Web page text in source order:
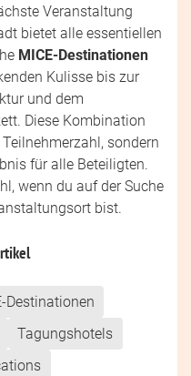
Veranstaltung
bietet alle essentiellen
MICE-Destinationen
Kulisse bis zur
und dem
Diese Kombination
sondern
für alle Beteiligten.
wenn du auf der Suche
bist.
Destinationen
Tagungshotels